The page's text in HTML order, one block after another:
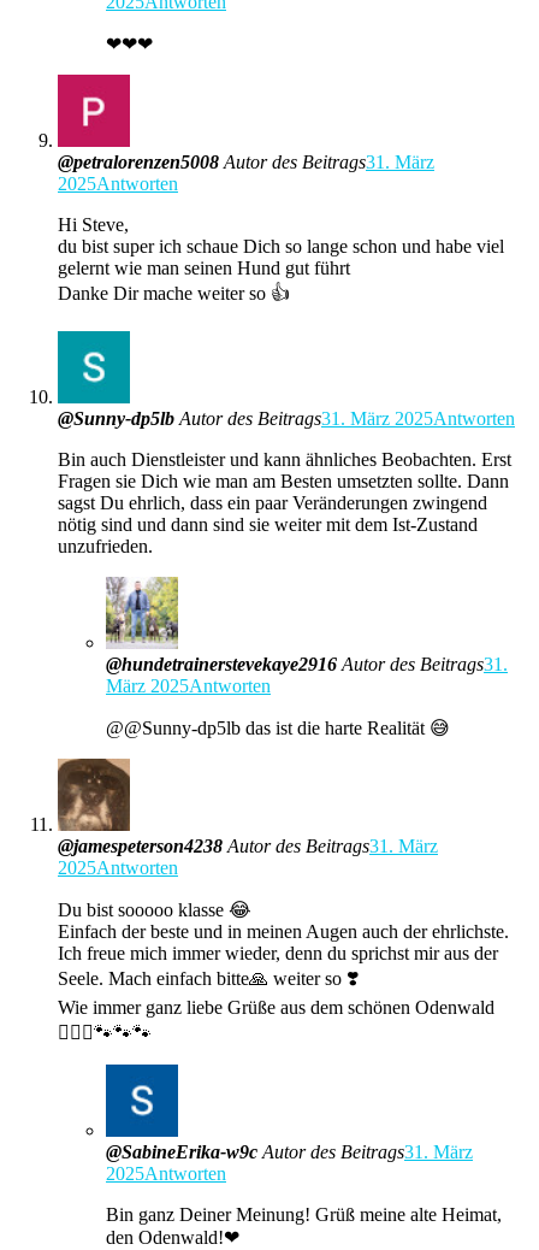
❤❤❤
@petralorenzen5008 Autor des Beitrags31. März
2025Antworten
Hi Steve,
du bist super ich schaue Dich so lange schon und habe viel
gelernt wie man seinen Hund gut führt
Danke Dir mache weiter so 👍
@Sunny-dp5lb Autor des Beitrags31. März 2025Antworten
Bin auch Dienstleister und kann ähnliches Beobachten. Erst
Fragen sie Dich wie man am Besten umsetzten sollte. Dann
sagst Du ehrlich, dass ein paar Veränderungen zwingend
nötig sind und dann sind sie weiter mit dem Ist-Zustand
unzufrieden.
@hundetrainerstevekaye2916 Autor des Beitrags31.
März 2025Antworten
@@Sunny-dp5lb das ist die harte Realität 😅
@jamespeterson4238 Autor des Beitrags31. März
2025Antworten
Du bist sooooo klasse 😂
Einfach der beste und in meinen Augen auch der ehrlichste.
Ich freue mich immer wieder, denn du sprichst mir aus der
Seele. Mach einfach bitte🙏 weiter so ❣️
Wie immer ganz liebe Grüße aus dem schönen Odenwald
🙋🏼‍♀️🐾🐾🐾
@SabineErika-w9c Autor des Beitrags31. März
2025Antworten
Bin ganz Deiner Meinung! Grüß meine alte Heimat,
den Odenwald!❤